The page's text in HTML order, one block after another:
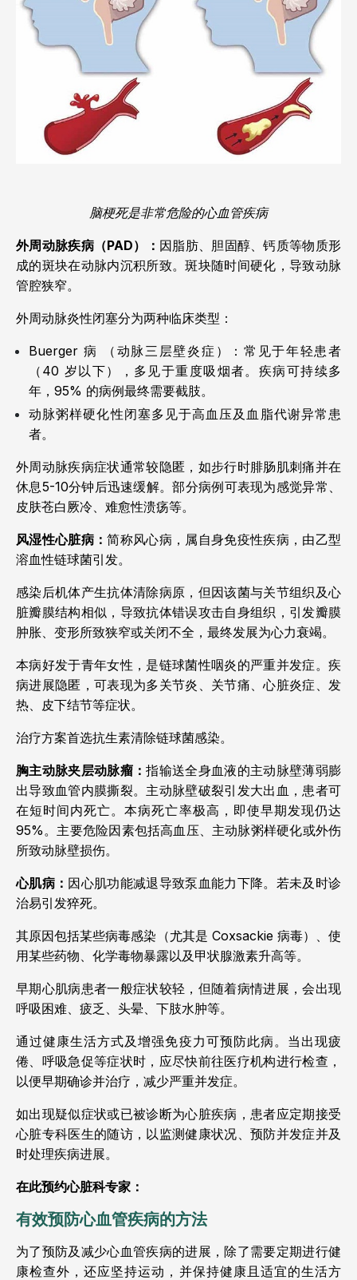
脑梗死是非常危险的心血管疾病
外周动脉疾病（PAD）： 因脂肪、胆固醇、钙质等物质形
成的斑块在动脉内沉积所致。斑块随时间硬化，导致动脉
管腔狭窄。
外周动脉炎性闭塞分为两种临床类型：
Buerger 病 （动脉三层壁炎症）：常见于年轻患者
（40 岁以下），多见于重度吸烟者。疾病可持续多
年，95% 的病例最终需要截肢。
动脉粥样硬化性闭塞多见于高血压及血脂代谢异常患
者。
外周动脉疾病症状通常较隐匿，如步行时腓肠肌刺痛并在
休息5-10分钟后迅速缓解。部分病例可表现为感觉异常、
皮肤苍白厥冷、难愈性溃疡等。
风湿性心脏病：简称风心病，属自身免疫性疾病，由乙型
溶血性链球菌引发。
感染后机体产生抗体清除病原，但因该菌与关节组织及心
脏瓣膜结构相似，导致抗体错误攻击自身组织，引发瓣膜
肿胀、变形所致狭窄或关闭不全，最终发展为心力衰竭。
本病好发于青年女性，是链球菌性咽炎的严重并发症。疾
病进展隐匿，可表现为多关节炎、关节痛、心脏炎症、发
热、皮下结节等症状。
治疗方案首选抗生素清除链球菌感染。
胸主动脉夹层动脉瘤：指输送全身血液的主动脉壁薄弱膨
出导致血管内膜撕裂。主动脉壁破裂引发大出血，患者可
在短时间内死亡。本病死亡率极高，即使早期发现仍达
95%。主要危险因素包括高血压、主动脉粥样硬化或外伤
所致动脉壁损伤。
心肌病： 因心肌功能减退导致泵血能力下降。若未及时诊
治易引发猝死。
其原因包括某些病毒感染（尤其是 Coxsackie 病毒）、使
用某些药物、化学毒物暴露以及甲状腺激素升高等。
早期心肌病患者一般症状较轻，但随着病情进展，会出现
呼吸困难、疲乏、头晕、下肢水肿等。
通过健康生活方式及增强免疫力可预防此病。当出现疲
倦、呼吸急促等症状时，应尽快前往医疗机构进行检查，
以便早期确诊并治疗，减少严重并发症。
如出现疑似症状或已被诊断为心脏疾病，患者应定期接受
心脏专科医生的随访，以监测健康状况、预防并发症并及
时处理疾病进展。
在此预约心脏科专家：
有效预防心血管疾病的方法
为了预防及减少心血管疾病的进展，除了需要定期进行健
康检查外，还应坚持运动，并保持健康且适宜的生活方